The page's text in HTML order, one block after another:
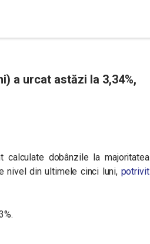
a urcat astăzi la 3,34%,
dobânzile la majoritatea
nivel din ultimele cinci luni, potrivit